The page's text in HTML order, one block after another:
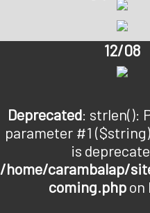
12/08
Deprecated: strlen():
parameter #1
is
/home/carambalap/
coming.phpon